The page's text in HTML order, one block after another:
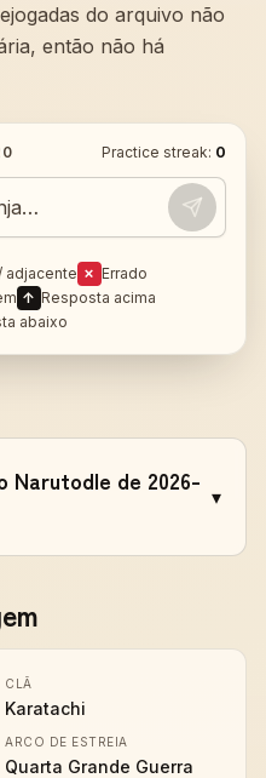
do arquivo não
então não há
Practice streak: 0
adjacente ✗ Errado
↑ Resposta acima
abaixo
Narutodle de 2026-
▾
CLÃ
Karatachi
ARCO DE ESTREIA
Quarta Grande Guerra